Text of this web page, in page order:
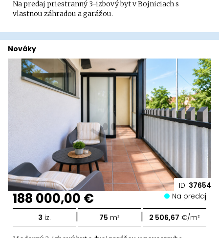
Na predaj priestranný 3-izbový byt v Bojniciach s
vlastnou záhradou a garážou.
ID: 37654
Nováky
188 000,00 € Na predaj
3 iz. | 75 m² | 2 506,67 €/m²